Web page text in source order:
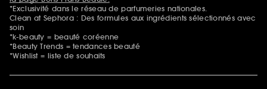
*Exclusivité dans le réseau de parfumeries nationales.
Clean at Sephora : Des formules aux ingrédients sélectionnés avec
soin
*k-beauty = beauté coréenne
*Beauty Trends = tendances beauté
*Wishlist = liste de souhaits